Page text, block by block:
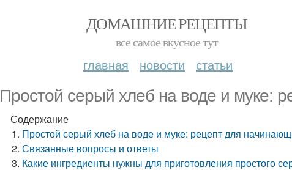
ДОМАШНИЕ РЕЦЕПТЫ
все самое вкусное тут
главная новости статьи
Простой серый хлеб на воде и муке:
Содержание
Простой серый хлеб на воде и муке: рецепт для
Связанные вопросы и ответы
Какие ингредиенты нужны для приготовления простого